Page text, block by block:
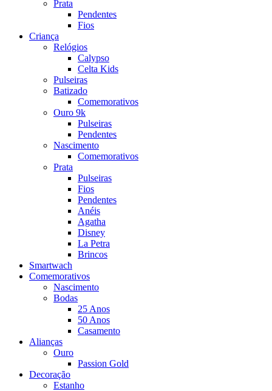
Prata
Pendentes
Fios
Criança
Relógios
Calypso
Celta Kids
Pulseiras
Batizado
Comemorativos
Ouro 9k
Pulseiras
Pendentes
Nascimento
Comemorativos
Prata
Pulseiras
Fios
Pendentes
Anéis
Agatha
Disney
La Petra
Brincos
Smartwach
Comemorativos
Nascimento
Bodas
25 Anos
50 Anos
Casamento
Alianças
Ouro
Passion Gold
Decoração
Estanho